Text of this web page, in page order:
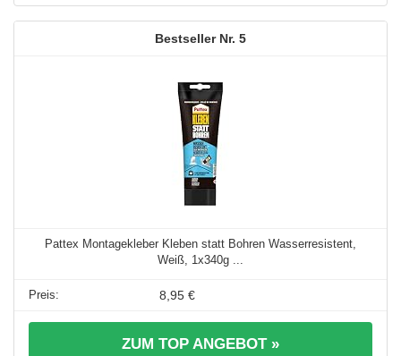
5
Pattex Montagekleber Kleben statt Bohren Wasserresistent,
Weiß, 1x340g ...
8,95 €
ZUM TOP ANGEBOT »